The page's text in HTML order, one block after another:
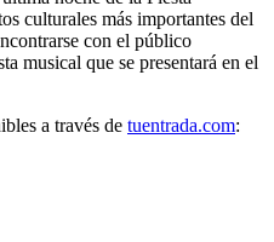
culturales más importantes del
con el público
musical que se presentará en el
a través de tuentrada.com: